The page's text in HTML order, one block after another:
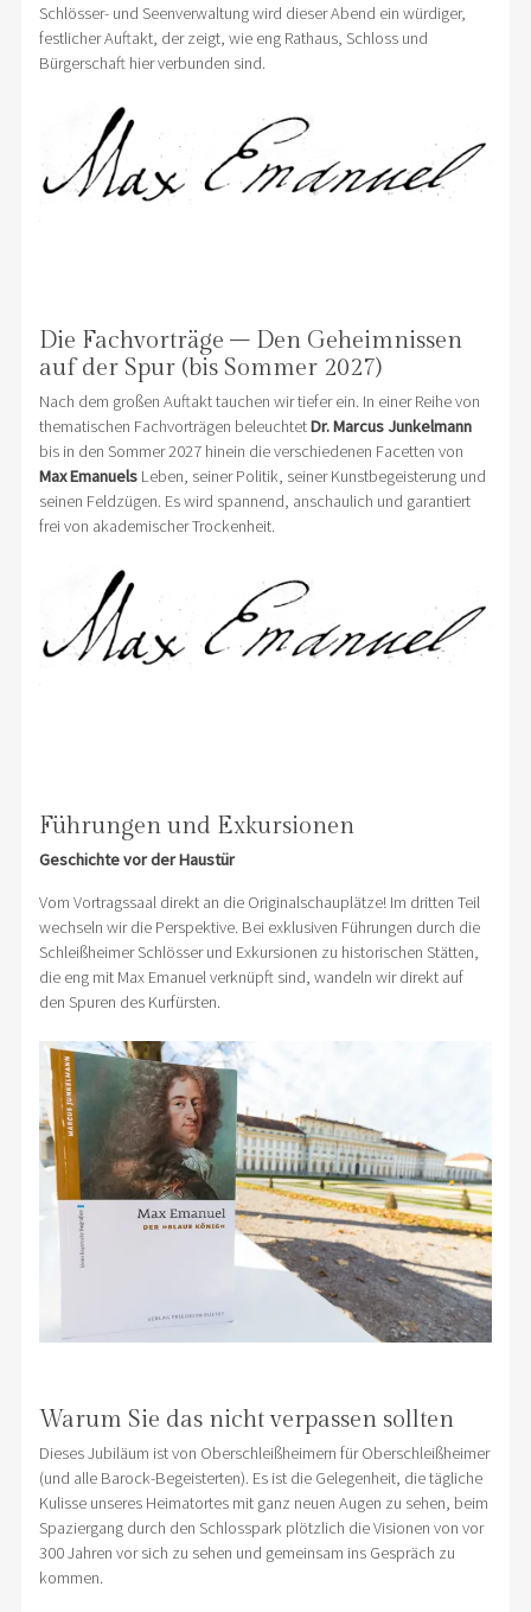
Schlösser- und Seenverwaltung wird dieser Abend ein würdiger,
festlicher Auftakt, der zeigt, wie eng Rathaus, Schloss und
Bürgerschaft hier verbunden sind.
Die Fachvorträge – Den Geheimnissen
auf der Spur (bis Sommer 2027)
Nach dem großen Auftakt tauchen wir tiefer ein. In einer Reihe von
thematischen Fachvorträgen beleuchtetDr. Marcus Junkelmann
bis in den Sommer 2027 hinein die verschiedenen Facetten von
Max EmanuelsLeben, seiner Politik, seiner Kunstbegeisterung und
seinen Feldzügen. Es wird spannend, anschaulich und garantiert
frei von akademischer Trockenheit.
Führungen und Exkursionen
Geschichte vor der Haustür
Vom Vortragssaal direkt an die Originalschauplätze! Im dritten Teil
wechseln wir die Perspektive. Bei exklusiven Führungen durch die
Schleißheimer Schlösser und Exkursionen zu historischen Stätten,
die eng mit Max Emanuel verknüpft sind, wandeln wir direkt auf
den Spuren des Kurfürsten.
Warum Sie das nicht verpassen sollten
Dieses Jubiläum ist von Oberschleißheimern für Oberschleißheimer
(und alle Barock-Begeisterten). Es ist die Gelegenheit, die tägliche
Kulisse unseres Heimatortes mit ganz neuen Augen zu sehen, beim
Spaziergang durch den Schlosspark plötzlich die Visionen von vor
300 Jahren vor sich zu sehen und gemeinsam ins Gespräch zu
kommen.